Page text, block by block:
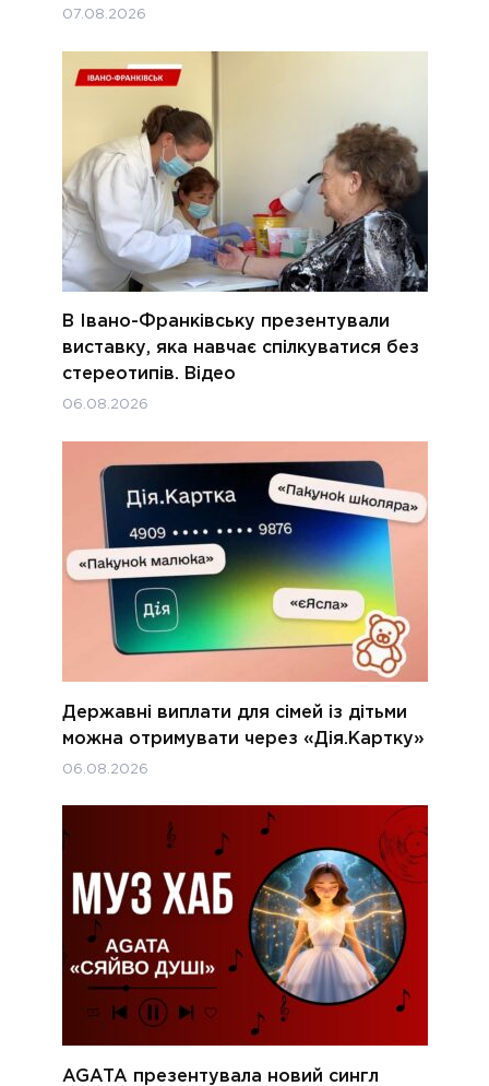
07.08.2026
В Івано-Франківську презентували
виставку, яка навчає спілкуватися без
стереотипів. Відео
06.08.2026
Державні виплати для сімей із дітьми
можна отримувати через «Дія.Картку»
06.08.2026
AGATA презентувала новий сингл